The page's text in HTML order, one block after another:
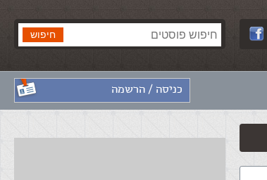
כניסה / הרשמה